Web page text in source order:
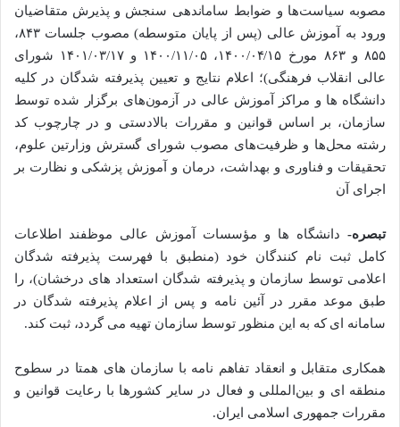
مصوبه سیاست‌ها و ضوابط ساماندهی سنجش و پذیرش متقاضیان
ورود به آموزش عالی (پس از پایان متوسطه) مصوب جلسات ۸۴۳،
۸۵۵ و ۸۶۳ مورخ ۱۴۰۰/۰۴/۱۵، ۱۴۰۰/۱۱/۰۵ و ۱۴۰۱/۰۳/۱۷ شورای
عالی انقلاب فرهنگی)؛ اعلام نتایج و تعیین پذیرفته شدگان در کلیه
دانشگاه ­ها و مراکز آموزش عالی در آزمون‌های برگزار شده توسط
سازمان، بر اساس قوانین و مقررات بالادستی و در چارچوب کد
رشته محل­‌ها و ظرفیت­‌های مصوب شورای گسترش وزارتین علوم،
تحقیقات و فناوری و بهداشت، درمان و آموزش پزشکی و نظارت بر
اجرای آن
تبصره-دانشگاه‌ ­ها و مؤسسات آموزش ­عالی موظفند اطلاعات
کامل ثبت­ نام کنندگان خود (منطبق با فهرست پذیرفته شدگان
اعلامی توسط سازمان و پذیرفته شدگان استعداد‌ های درخشان)، را
طبق موعد مقرر در آئین ­نامه و پس از اعلام پذیرفته شدگان در
سامانه ­ای که به این منظور توسط سازمان تهیه می ­گردد، ثبت کند.
همکاری متقابل و انعقاد تفاهم ­نامه با سازمان ­های همتا در سطوح
منطقه ­ای و بین­‌ا‌لمللی و فعال در سایر کشور‌ها با رعایت قوانین و
مقررات جمهوری اسلامی ایران.